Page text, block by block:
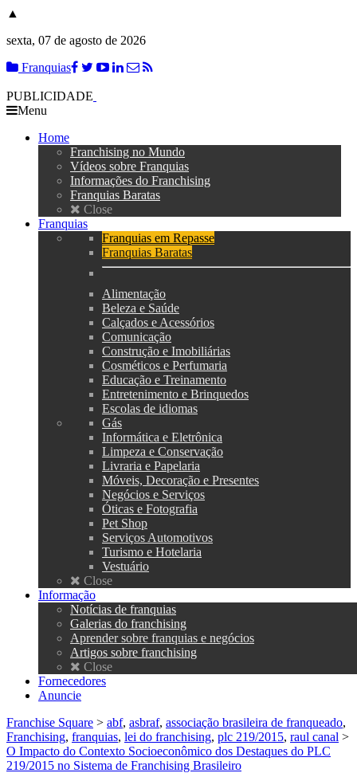
▲
sexta, 07 de agosto de 2026
Franquias
PUBLICIDADE
Menu
Home
Franchising no Mundo
Vídeos sobre Franquias
Informações do Franchising
Franquias Baratas
Close
Franquias
Franquias em Repasse
Franquias Baratas
Alimentação
Beleza e Saúde
Calçados e Acessórios
Comunicação
Construção e Imobiliárias
Cosméticos e Perfumaria
Educação e Treinamento
Entretenimento e Brinquedos
Escolas de idiomas
Gás
Informática e Eletrônica
Limpeza e Conservação
Livraria e Papelaria
Móveis, Decoração e Presentes
Negócios e Serviços
Óticas e Fotografia
Pet Shop
Serviços Automotivos
Turismo e Hotelaria
Vestuário
Close
Informação
Notícias de franquias
Galerias do franchising
Aprender sobre franquias e negócios
Artigos sobre franchising
Close
Fornecedores
Anuncie
Franchise Square > abf, asbraf, associação brasileira de franqueado,
Franchising, franquias, lei do franchising, plc 219/2015, raul canal >
O Impacto do Contexto Socioeconômico dos Destaques do PLC
219/2015 no Sistema de Franchising Brasileiro